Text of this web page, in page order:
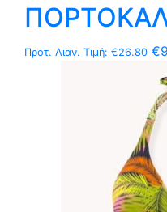
Προτ. Λιαν. Τιμή: €26.80 €